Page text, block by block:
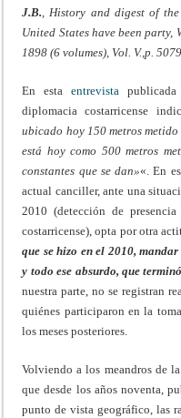
J.B., History and digest of
United States have been
1898 (6 volumes), Vol. V.,p. 5079
En esta entrevista
diplomacia costarricense
ubicado hoy 150 metros
está hoy como 500 metros
constantes que se dan»«. En
actual canciller, ante una
2010 (detección de
costarricense), opta por otra
que se hizo en el 2010,
y todo ese absurdo, que
nuestra parte, no se registran
quiénes participaron en la
los meses posteriores.
Volviendo a los meandros de
que desde los años noventa,
punto de vista geográfico, las